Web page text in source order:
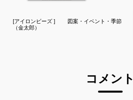
[アイロンビーズ ] 図案・イベント・季節
（金太郎）
コメント